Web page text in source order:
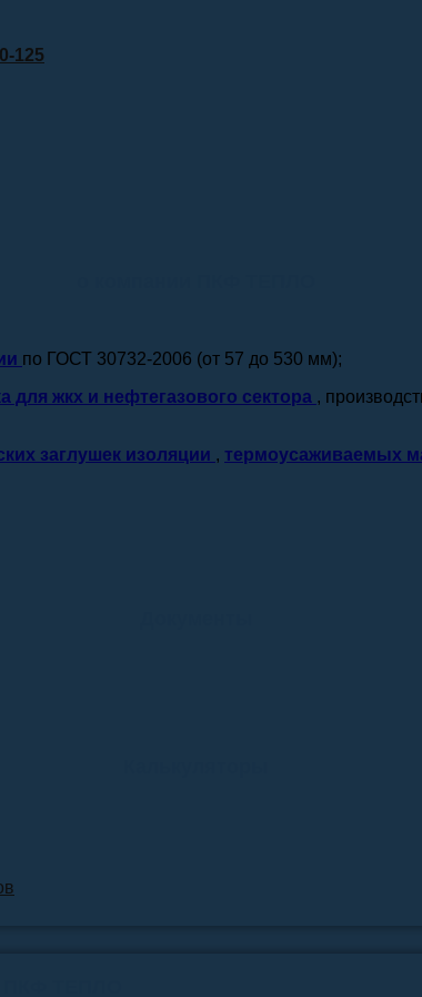
125
по ГОСТ 30732-2006 (от 57 до 530 мм);
для жкх и нефтегазового сектора ,
заглушек изоляции , термоусаживаемых